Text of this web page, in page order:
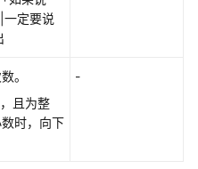
一定要说
。
且为整
时，向下
-